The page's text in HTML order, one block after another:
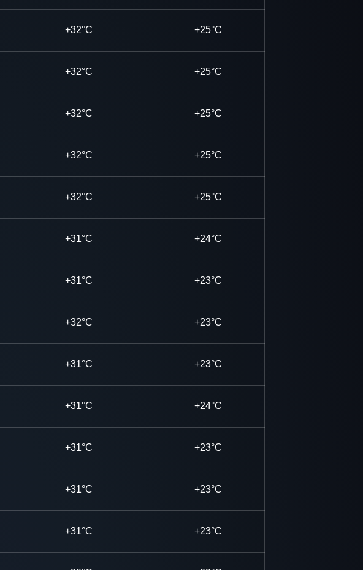
+32°C +25°C
+32°C +25°C
+32°C +25°C
+32°C +25°C
+32°C +25°C
+31°C +24°C
+31°C +23°C
+32°C +23°C
+31°C +23°C
+31°C +24°C
+31°C +23°C
+31°C +23°C
+31°C +23°C